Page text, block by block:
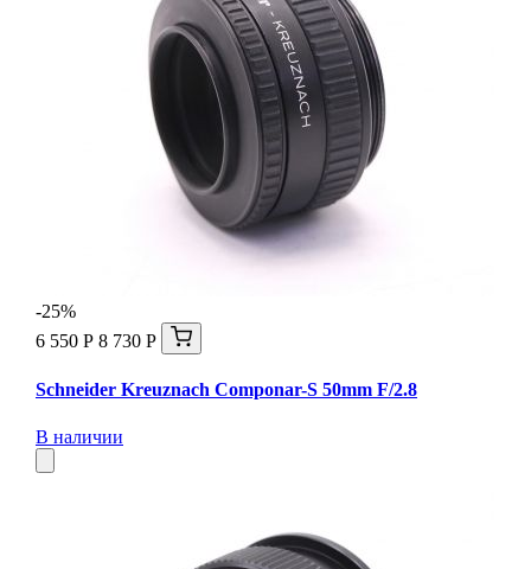
-25%
6 550 Р 8 730 Р
Schneider Kreuznach Componar-S 50mm F/2.8
В наличии